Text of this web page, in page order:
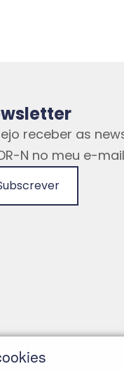
receber as
N no meu e-